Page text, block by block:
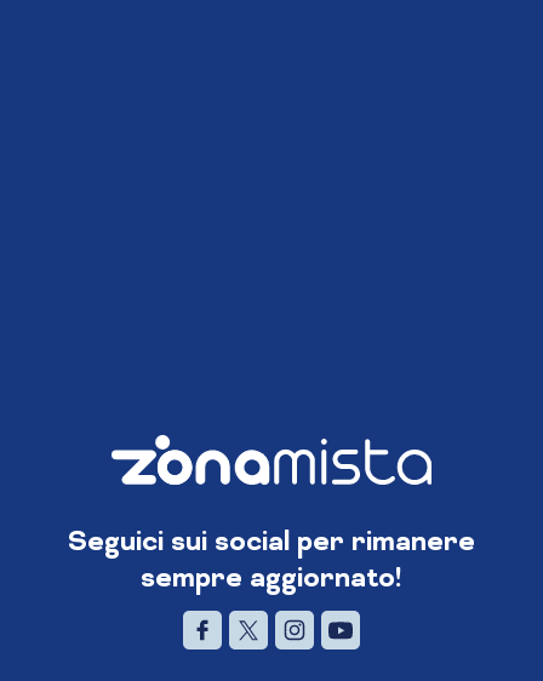
Seguici sui social per rimanere
sempre aggiornato!